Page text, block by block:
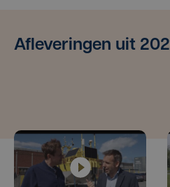
Afleveringen uit